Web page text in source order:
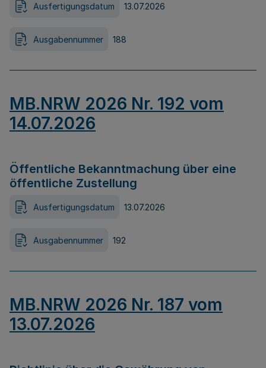
Ausfertigungsdatum 13.07.2026
Ausgabennummer 188
MB.NRW 2026 Nr. 192 vom
14.07.2026
Öffentliche Bekanntmachung über eine
öffentliche Zustellung
Ausfertigungsdatum 13.07.2026
Ausgabennummer 192
MB.NRW 2026 Nr. 187 vom
13.07.2026